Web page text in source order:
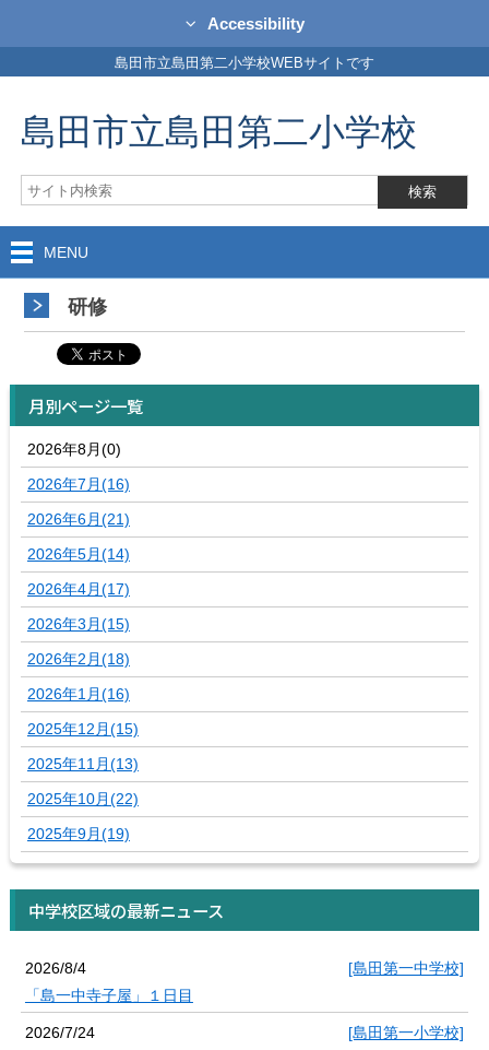
Accessibility
島田市立島田第二小学校WEBサイトです
島田市立島田第二小学校
MENU
研修
月別ページ一覧
2026年8月(0)
2026年7月(16)
2026年6月(21)
2026年5月(14)
2026年4月(17)
2026年3月(15)
2026年2月(18)
2026年1月(16)
2025年12月(15)
2025年11月(13)
2025年10月(22)
2025年9月(19)
中学校区域の最新ニュース
2026/8/4
[島田第一中学校]
「島一中寺子屋」１日目
2026/7/24
[島田第一小学校]